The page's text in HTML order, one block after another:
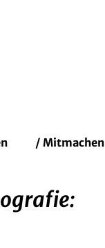
/ Mitmachen